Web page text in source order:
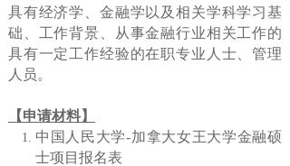
具有经济学、金融学以及相关学科学习基
础、工作背景、从事金融行业相关工作的
具有一定工作经验的在职专业人士、管理
人员。
【申请材料】
中国人民大学-加拿大女王大学金融硕
士项目报名表